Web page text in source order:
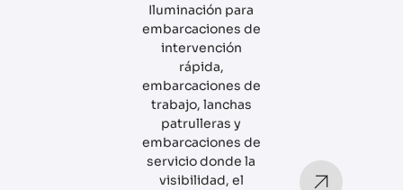
Iluminación para
embarcaciones de
intervención
rápida,
embarcaciones de
trabajo, lanchas
patrulleras y
embarcaciones de
servicio donde la
visibilidad, el